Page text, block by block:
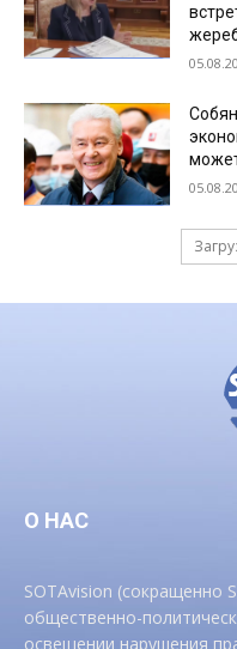
О НАС
SOTAvision (сокращенно
общественно-
освещении нарушения